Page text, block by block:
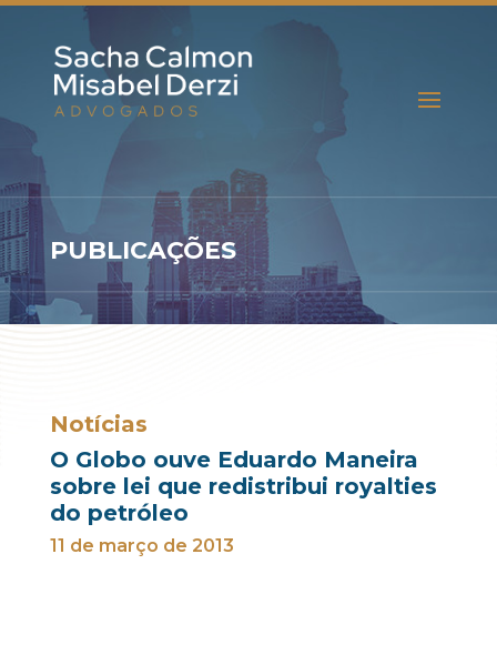
PUBLICAÇÕES
Notícias
O Globo ouve Eduardo Maneira
sobre lei que redistribui royalties
do petróleo
11 de março de 2013